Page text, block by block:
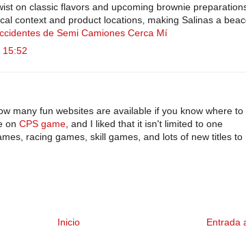
on classic flavors and upcoming brownie
context and product locations, making Salinas a
de Semi Camiones Cerca Mí
15:52
many fun websites are available if you know where to
on CPS game , and I liked that it isn't limited to one
racing games, skill games, and lots of new titles to
Entrada
Inicio